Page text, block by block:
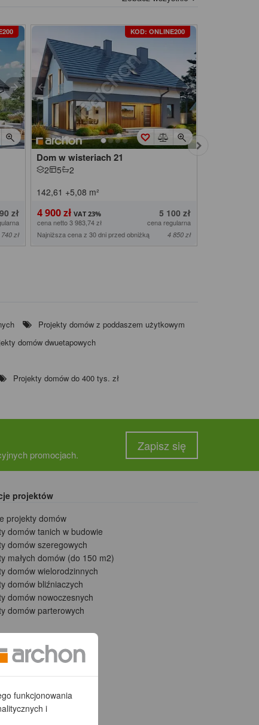
zł
zł
KOD: ONLINE200
Dom w wisteriach 21
2 5
2
142,61 +5,08 m²
4 900 zł 5 100 zł
cena netto 3 983,74 zł
cena regularna
Najniższa cena z 30 dni przed obniżką
4 850 zł
Projekty domów z poddaszem użytkowym
domów dwuetapowych
Projekty domów do 400 tys. zł
promocjach.
Zapisz się
projektów
projekty domów
domów tanich w budowie
domów szeregowych
małych domów (do 150 m2)
domów wielorodzinnych
domów bliźniaczych
domów nowoczesnych
domów parterowych
funkcjonowania
i